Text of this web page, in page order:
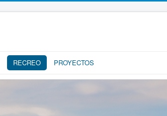
RECREO PROYECTOS